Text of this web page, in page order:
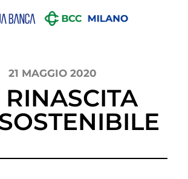
21 MAGGIO 2020
RINASCITA